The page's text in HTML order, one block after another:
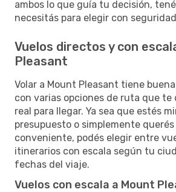
ambos lo que guía tu decisión,
necesitás para elegir con
Vuelos directos y con
Pleasant
Volar a Mount Pleasant tiene
con varias opciones de ruta que te
real para llegar. Ya sea que estés
presupuesto o simplemente
conveniente, podés elegir entre
itinerarios con escala según tu
fechas del viaje.
Vuelos con escala a Mount